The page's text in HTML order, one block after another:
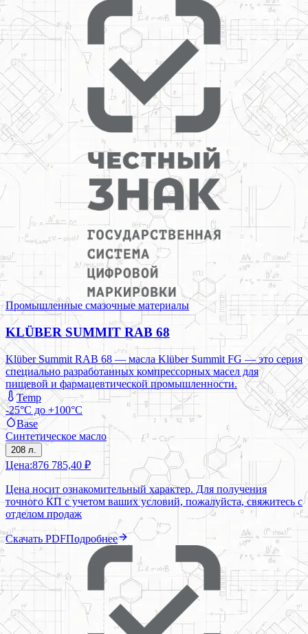
Промышленные смазочные материалы
KLÜBER SUMMIT RAB 68
Klüber Summit RAB 68 — масла Klüber Summit FG — это серия
специально разработанных компрессорных масел для
пищевой и фармацевтической промышленности.
Temp
-25°C до +100°C
Base
Синтетическое масло
208 л.
Цена:876 785,40 ₽
Цена носит ознакомительный характер. Для получения
точного КП с учетом ваших условий, пожалуйста, свяжитесь с
отделом продаж
Скачать PDFПодробнее